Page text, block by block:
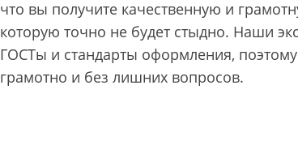
что вы получите качественную и
которую точно не будет стыдно. Наши
ГОСТы и стандарты оформления,
грамотно и без лишних вопросов.